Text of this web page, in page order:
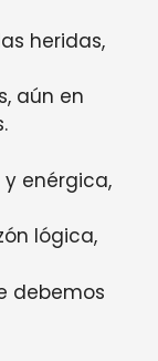
heridas,
aún en
enérgica,
lógica,
debemos